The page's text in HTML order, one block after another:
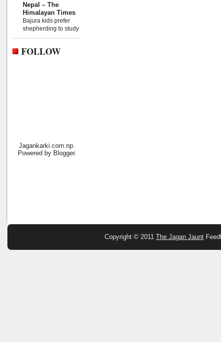
Nepal – The
Himalayan Times
Bajura kids prefer
shepherding to study
FOLLOW
Jagankarki.com.np.
Powered by Blogger.
Copyright © 2011 The Jagan Jaunt